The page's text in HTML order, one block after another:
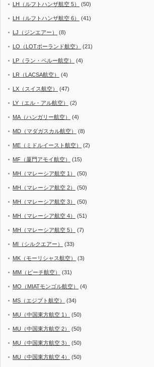
LH（ルフトハンザ航空 5） (50)
LH（ルフトハンザ航空 6） (41)
LJ（ジンエアー） (8)
LO（LOTポーランド航空） (21)
LP（ラン・ペルー航空） (4)
LR（LACSA航空） (4)
LX（スイス航空） (47)
LY（エル・アル航空） (2)
MA（ハンガリー航空） (4)
MD（マダガスカル航空） (8)
ME（ミドルイースト航空） (2)
MF（厦門アモイ航空） (15)
MH（マレーシア航空 1） (50)
MH（マレーシア航空 2） (50)
MH（マレーシア航空 3） (50)
MH（マレーシア航空 4） (51)
MH（マレーシア航空 5） (7)
MI（シルクエアー） (33)
MK（モーリシャス航空） (3)
MM（ピーチ航空） (31)
MO（MIATモンゴル航空） (4)
MS（エジプト航空） (34)
MU（中国東方航空 1） (50)
MU（中国東方航空 2） (50)
MU（中国東方航空 3） (50)
MU（中国東方航空 4） (50)